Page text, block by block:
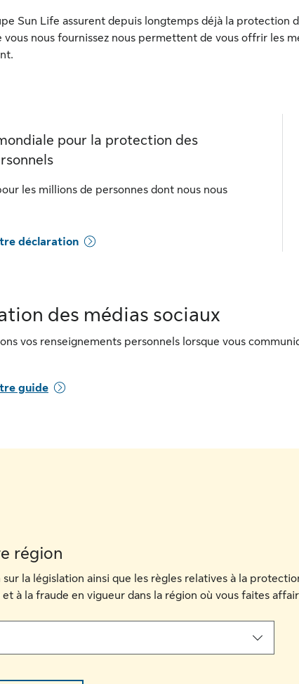
Sun Life assurent depuis longtemps déjà la protection
vous nous fournissez nous permettent de vous offrir les
pour la protection des
les millions de personnes dont nous nous
déclaration
des médias sociaux
vos renseignements personnels lorsque vous
guide
région
sur la législation ainsi que les règles relatives à la
à la fraude en vigueur dans la région où vous faites